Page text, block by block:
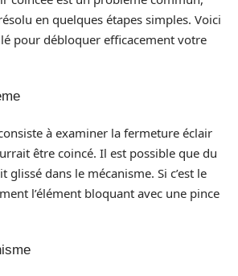
en quelques étapes simples. Voici
pour débloquer efficacement votre
à examiner la fermeture éclair
être coincé. Il est possible que du
glissé dans le mécanisme. Si c’est le
l’élément bloquant avec une pince